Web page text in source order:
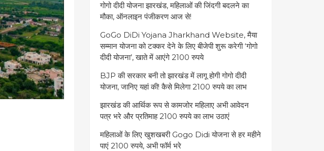
गोगो दीदी योजना झारखंड, महिलाओं की जिंदगी बदलने का
मौका, ऑनलाइन पंजीकरण आज से!
GoGo DiDi Yojana Jharkhand Website, मैया
सम्मान योजना को टक्कर देने के लिए बीजेपी शुरू करेगी ‘गोगो
दीदी योजना’, खाते में आएंगे 2100 रुपये
BJP की सरकार बनी तो झारखंड में लागू होगी गोगो दीदी
योजना, जानिए यहां की! कैसे मिलेगा 2100 रुपये का लाभ
झारखंड की आर्थिक रूप से कामजोर महिलाए अभी आवेदन
पत्र भरे और प्रतिमाह 2100 रुपये का लाभ उठाएं
महिलाओं के लिए खुशखबरी Gogo Didi योजना से हर महीने
पाएं 2100 रुपये, अभी फॉर्म भरे